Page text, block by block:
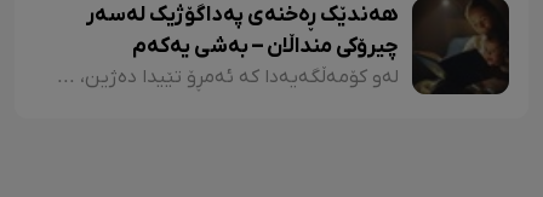
هەندێک ڕەخنەی پەداگۆژیک لەسەر
چیرۆکی منداڵان – بەشی یەکەم
لەو کۆمەڵگەیەدا کە ئەمڕۆ تێیدا دەژین، هەرچەندە دەبینین ئەدەبی کوردی لە گەشەکردندایە، بەتایبەتی ئەدەبی منداڵان، بەڵام زۆربەی چیرۆکەکانی منداڵان لایەنی لاوازی زۆریان هەیە کە کاریگەرییان لەسەر دەروونی منداڵان هەیە و دەبنە کێشە.